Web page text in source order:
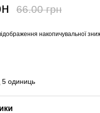
66.00 грн
накопичувальної
5 одиниць